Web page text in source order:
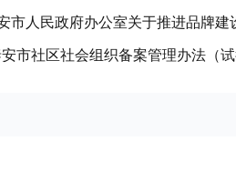
市人民政府办公室关于推进品牌
市社区社会组织备案管理办法（